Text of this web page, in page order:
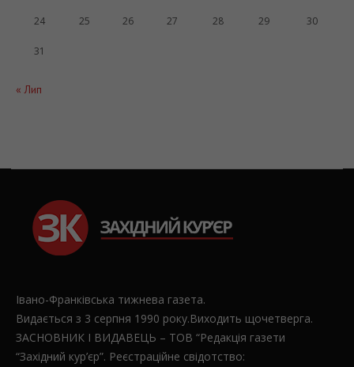
« Лип
24 25 26 27 28 29 30
31
Івано-Франківська тижнева газета.
Видається з 3 серпня 1990 року.Виходить щочетверга.
ЗАСНОВНИК І ВИДАВЕЦЬ – ТОВ “Редакція газети
“Західний кур’єр”. Реєстраційне свідотство: